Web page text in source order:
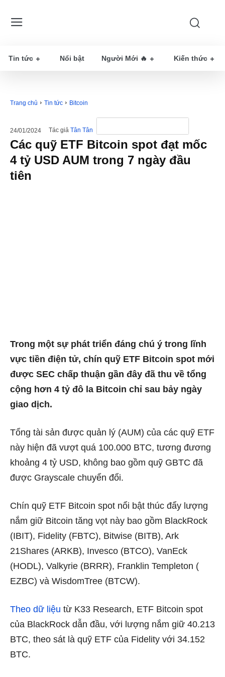
Tin tức Nổi bật Người Mới 🔥 Kiến thức
Trang chủ Tin tức Bitcoin
24/01/2024 Tác giả Tân Tân
Các quỹ ETF Bitcoin spot đạt mốc
4 tỷ USD AUM trong 7 ngày đầu
tiên
Trong một sự phát triển đáng chú ý trong lĩnh
vực tiền điện tử, chín quỹ ETF Bitcoin spot mới
được SEC chấp thuận gần đây đã thu về tổng
cộng hơn 4 tỷ đô la Bitcoin chỉ sau bảy ngày
giao dịch.
Tổng tài sản được quản lý (AUM) của các quỹ ETF
này hiện đã vượt quá 100.000 BTC, tương đương
khoảng 4 tỷ USD, không bao gồm quỹ GBTC đã
được Grayscale chuyển đổi.
Chín quỹ ETF Bitcoin spot nổi bật thúc đẩy lượng
nắm giữ Bitcoin tăng vọt này bao gồm BlackRock
(IBIT), Fidelity (FBTC), Bitwise (BITB), Ark
21Shares (ARKB), Invesco (BTCO), VanEck
(HODL), Valkyrie (BRRR), Franklin Templeton (
EZBC) và WisdomTree (BTCW).
Theo dữ liệu từ K33 Research, ETF Bitcoin spot
của BlackRock dẫn đầu, với lượng nắm giữ 40.213
BTC, theo sát là quỹ ETF của Fidelity với 34.152
BTC.